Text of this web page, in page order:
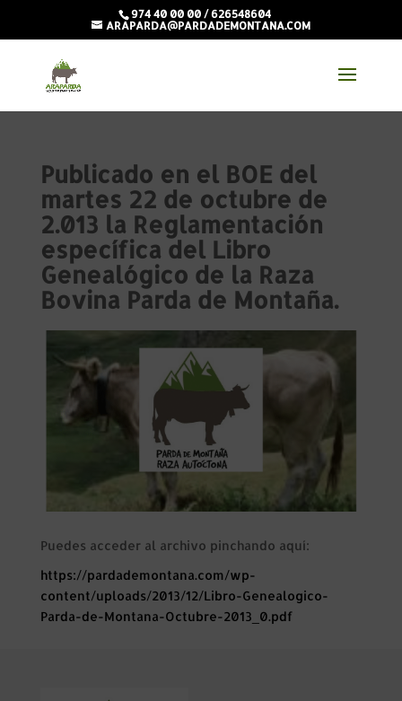
974 40 00 00 / 626548604
ARAPARDA@PARDADEMONTANA.COM
Publicado en el BOE del
martes 22 de octubre de
2.013 la Reglamentación
específica del Libro
Genealógico de la Raza
Bovina Parda de Montaña.
Puedes acceder al archivo pinchando aquí:
https://pardademontana.com/wp-
content/uploads/2013/12/Libro-Genealogico-
Parda-de-Montana-Octubre-2013_0.pdf